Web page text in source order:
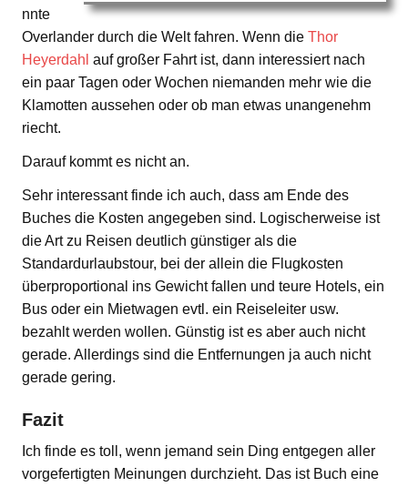
nnte
Overlander durch die Welt fahren. Wenn die Thor
Heyerdahl auf großer Fahrt ist, dann interessiert nach
ein paar Tagen oder Wochen niemanden mehr wie die
Klamotten aussehen oder ob man etwas unangenehm
riecht.
Darauf kommt es nicht an.
Sehr interessant finde ich auch, dass am Ende des
Buches die Kosten angegeben sind. Logischerweise ist
die Art zu Reisen deutlich günstiger als die
Standardurlaubstour, bei der allein die Flugkosten
überproportional ins Gewicht fallen und teure Hotels, ein
Bus oder ein Mietwagen evtl. ein Reiseleiter usw.
bezahlt werden wollen. Günstig ist es aber auch nicht
gerade. Allerdings sind die Entfernungen ja auch nicht
gerade gering.
Fazit
Ich finde es toll, wenn jemand sein Ding entgegen aller
vorgefertigten Meinungen durchzieht. Das ist Buch eine